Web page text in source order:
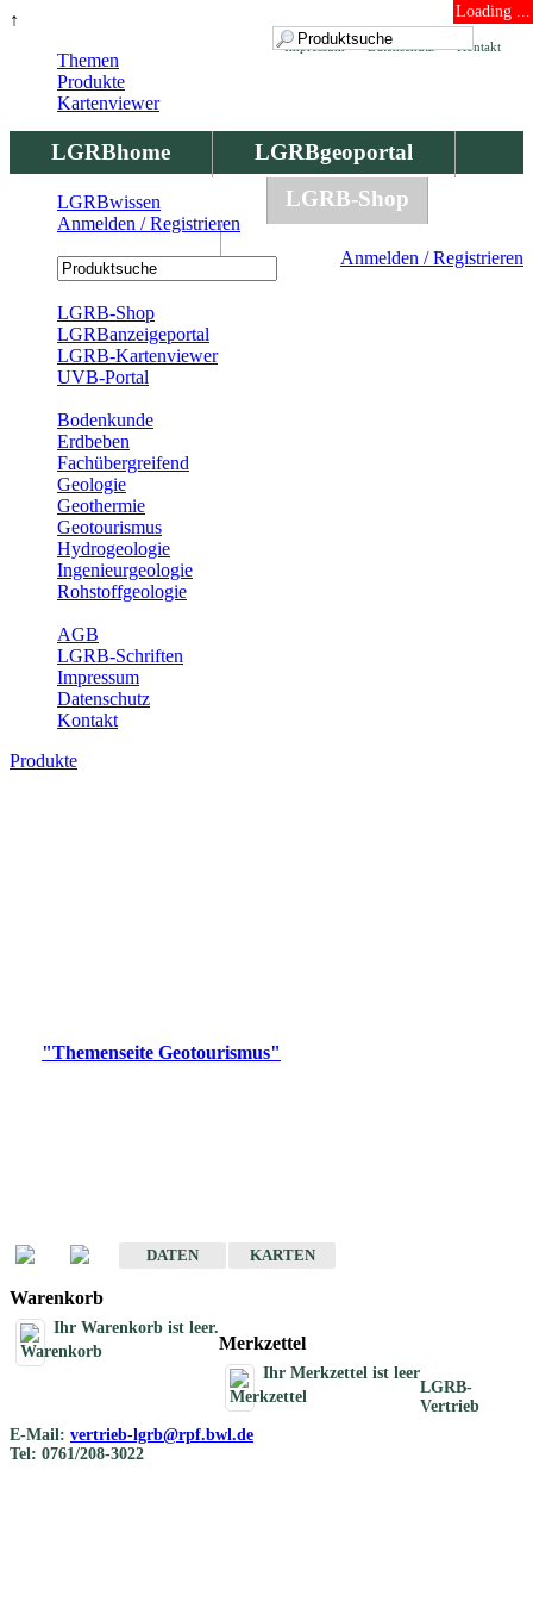
↑ Loading ...
Kontakt
Datenschutz
Impressum
LGRBhome
LGRBgeoportal
LGRBbohrungen
LGRB-Shop
Anmelden / Registrieren
Themen
Produkte
Kartenviewer
LGRBwissen
Anmelden / Registrieren
LGRB-Shop
LGRBanzeigeportal
LGRB-Kartenviewer
UVB-Portal
Bodenkunde
Erdbeben
Fachübergreifend
Geologie
Geothermie
Geotourismus
Hydrogeologie
Ingenieurgeologie
Rohstoffgeologie
AGB
LGRB-Schriften
Impressum
Datenschutz
Kontakt
Produkte
"Themenseite Geotourismus"
DATEN
KARTEN
Warenkorb
Ihr Warenkorb ist leer.
Merkzettel
Ihr Merkzettel ist leer
LGRB-
Vertrieb
E-Mail: vertrieb-lgrb@rpf.bwl.de
Tel: 0761/208-3022